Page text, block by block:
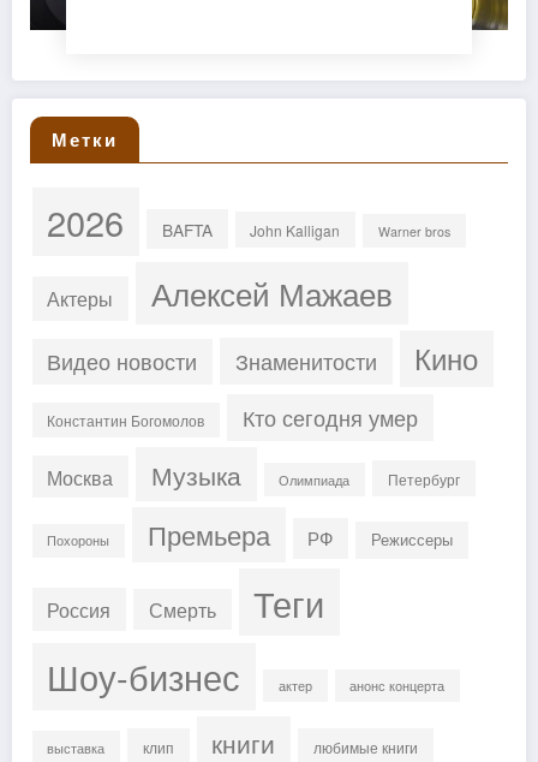
Метки
2026 BAFTA John Kalligan Warner bros
Актеры Алексей Мажаев
Видео новости Знаменитости Кино
Константин Богомолов Кто сегодня умер
Москва Музыка Олимпиада Петербург
Похороны Премьера РФ Режиссеры
Россия Смерть Теги
Шоу-бизнес актер анонс концерта
выставка клип книги любимые книги